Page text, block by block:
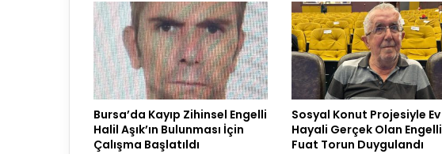
Bursa’da Kayıp Zihinsel Engelli
Halil Aşık’ın Bulunması İçin
Çalışma Başlatıldı
Sosyal Konut Projesiyle Ev
Hayali Gerçek Olan Engelli
Fuat Torun Duygulandı